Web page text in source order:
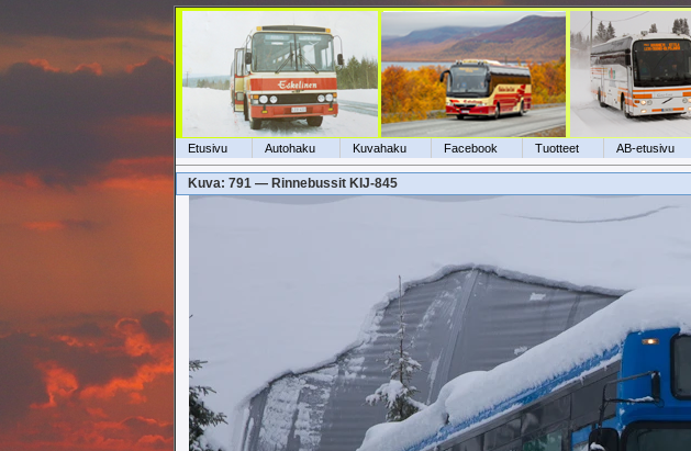
Etusivu Autohaku Kuvahaku Facebook Tuotteet AB-etusivu
Kuva: 791 — Rinnebussit KIJ-845